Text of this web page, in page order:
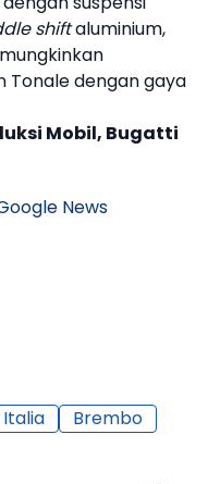
shiftaluminium,
Tonale dengan gaya
Mobil, Bugatti
News
Italia
Brembo